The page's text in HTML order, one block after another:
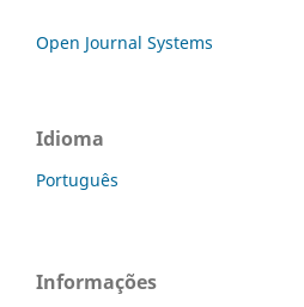
Open Journal Systems
Idioma
Português
Informações